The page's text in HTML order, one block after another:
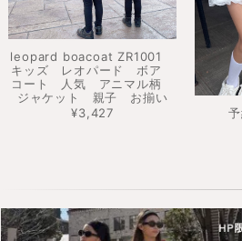
leopard boacoat ZR1001
キッズ レオパード ボア
コート 人気 アニマル柄
ジャケット 親子 お揃い
¥3,427